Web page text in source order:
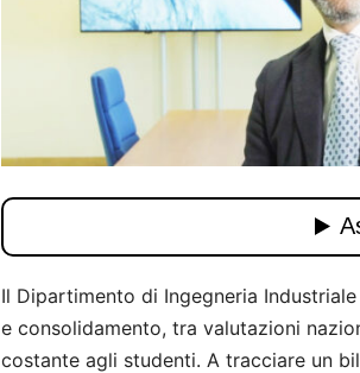
Il Dipartimento di Ingegneria
e consolidamento, tra valutazioni
costante agli studenti. A tracciare un